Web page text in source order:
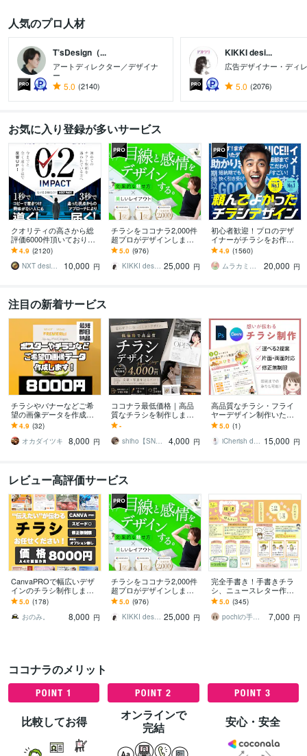
人気のプロ人材
T’sDesign（...
アートディレクター／デザイナ
ー
5.0 (2140)
KIKKI desi...
広告デザイナー・ディ
5.0 (2076)
お気に入り登録が多いサービス
クオリティの高さから総
評価6000件頂いておりま
す 修正無制限！25年デザ
イナーが作る訴求方法で
チラシ反響UP!
4.9 (2120)
NXT design 研究所
10,000 円
チラシをココナラ2,000件
超プロがデザインします
美しいレイアウト、目を
惹くビジュアルのフライ
ヤー・チラシ
5.0 (976)
KIKKI design 25,000 円
初心者歓迎！プロのデザ
イナーがチラシをお作り
します ココナラ初心者も
歓迎！企業から個人まで
高品質を安価でお届け！
4.9 (1560)
ムラカミラボ
20,000 円
注目の新着サービス
チラシやバナーなどご希
望の画像データを作成し
ます 【どのようなジャン
ルでも対応いたしま
す！】
4.9 (32)
オカダイツキ
8,000 円
ココナラ最低価格｜高品
質なチラシを制作します
美容・店舗・企業・イベ
ントなど幅広いジャンル
に対応◎
-
shiho【SNS運用×デザイン戦略】
4,000 円
高品質なチラシ・フライ
ヤーデザイン制作いたし
ます 丁寧なヒアリングと
デザインで、魅力を伝え
るチラシを作ります
5.0 (1)
iCherish design 15,000 円
レビュー高評価サービス
CanvaPROで幅広いデザ
インのチラシ制作します
速い！低価格！高クオリ
ティを実現！！満足させ
ます！
5.0 (178)
おのみ。
8,000 円
チラシをココナラ2,000件
超プロがデザインします
美しいレイアウト、目を
惹くビジュアルのフライ
ヤー・チラシ
5.0 (976)
KIKKI design 25,000 円
完全手書き！手書きチラ
シ、ニュースレター作成
します 手書きチラシ、PO
Pのネットオーダー総件数
は700件以上！
5.0 (345)
pochiの手書き工房
7,000 円
ココナラのメリット
比較してお得
オンラインで
完結
安心・安全